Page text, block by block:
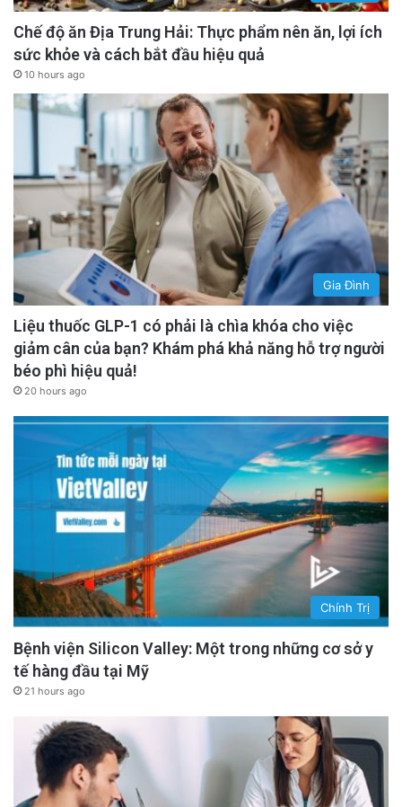
Chế độ ăn Địa Trung Hải: Thực phẩm nên ăn, lợi ích
sức khỏe và cách bắt đầu hiệu quả
10 hours ago
Gia Đình
Liệu thuốc GLP-1 có phải là chìa khóa cho việc
giảm cân của bạn? Khám phá khả năng hỗ trợ người
béo phì hiệu quả!
20 hours ago
Chính Trị
Bệnh viện Silicon Valley: Một trong những cơ sở y
tế hàng đầu tại Mỹ
21 hours ago